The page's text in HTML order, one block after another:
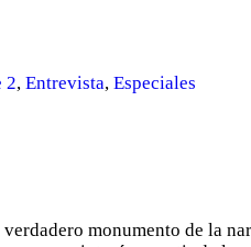
2,Entrevista,Especiales
monumento de la